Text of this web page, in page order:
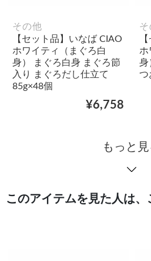
その他
【セット品】いなば CIAO
ホワイティ（まぐろ白
身） まぐろ白身 まぐろ節
入り まぐろだし仕立て
85g×48個
¥6,758
ホ
身
つ
もっと見
このアイテムを見た人は